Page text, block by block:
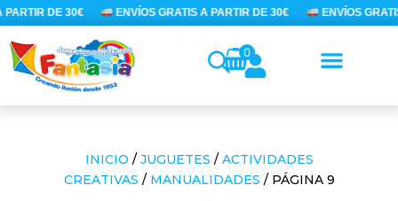
Ir
al
contenido
DE 30€ ENVÍOS GRATIS A PARTIR DE 30€ ENVÍOS
0
INICIO / JUGUETES / ACTIVIDADES
CREATIVAS / MANUALIDADES / PÁGINA 9